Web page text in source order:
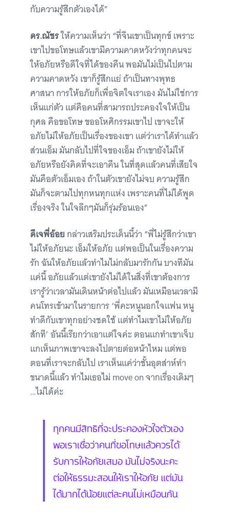
กับความรู้สึกตัวเองได้”
ดร.ณัชรให้ความเห็นว่า “ที่จีนเขาเป็นทุกข์ เพราะ
เขาไปขอโทษแล้วเขามีความคาดหวังว่าทุกคนจะ
ให้อภัยหรือดีใจที่ได้ของคืน พอมันไม่เป็นไปตาม
ความคาดหวัง เขาก็รู้สึกแย่ ถ้าเป็นทางพุทธ
ศาสนา การให้อภัยก็เพื่อจิตใจเราเอง มันไม่ใช่การ
เห็นแก่ตัว แต่คือคนที่สามารถประคองใจให้เป็น
กุศล คือขอโทษ ขออโหศิกรรมเขาไป เขาจะให้
อภัยไม่ให้อภัยเป็นเรื่องของเขา แต่ว่าเราได้ทำแล้ว
ส่วนเอ็ม มันกลับไปที่ใจของเอ็ม ถ้าเขายังไม่ให้
อภัยหรือยังคิดที่จะเอาคืน ในที่สุดแล้วคนที่เสียใจ
มันคือตัวเอ็มเอง ถ้าในตัวเขายังไม่จบ ความรู้สึก
มันก็จะตามไปทุกหนทุกแห่ง เพราะคนที่ไม่ได้พูด
เรื่องจริง ในใจลึกๆมันก็รุ่มร้อนเอง”
ดีเจพี่อ้อยกล่าวเสริมประเด็นนี้ว่า “พี่ไม่รู้สึกว่าเขา
ไม่ให้อภัยนะ เอ็มให้อภัย แต่พอเป็นในเรื่องความ
รัก ฉันให้อภัยแล้วทำไมไม่กลับมารักกัน บางทีมัน
แค่นี้ อภัยแล้วแต่เขายังไม่ได้ในสิ่งที่เขาต้องการ
เรารู้ว่าเวลามันเดินหน้าต่อไปแล้ว มันเหมือนเวลามี
คนโทรเข้ามาในรายการ ‘พี่คะหนูนอกใจแฟน หนู
ทำดีกับเขาทุกอย่างชดใช้ แต่ทำไมเขาไม่ให้อภัย
สักที’ อันนี้เรียกว่าเอาแต่ใจค่ะ ตอนแกทำเขาเจ็บ
แกเห็นภาพเขาจะลงไปตายต่อหน้าไหม แต่พอ
ตอนที่เราจะกลับไป เราเห็นแค่ว่าชั้นอุตส่าห์ทำ
ขนาดนี้แล้ว ทำไมเธอไม่ move on จากเรื่องเดิมๆ
…ไม่ได้ค่ะ
ทุกคนมีสิทธิที่จะประคองหัวใจตัวเอง
พอเราเชื่อว่าคนที่ขอโทษแล้วควรได้
รับการให้อภัยเสมอ มันไม่จริงนะคะ
ต่อให้ธรรมะสอนให้เราให้อภัย แต่มัน
ได้มากได้น้อยแต่ละคนไม่เหมือนกัน